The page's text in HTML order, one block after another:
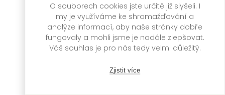
O souborech cookies jste určitě již slyšeli. I
my je využíváme ke shromažďování a
analýze informací, aby naše stránky dobře
fungovaly a mohli jsme je nadále zlepšovat.
Váš souhlas je pro nás tedy velmi důležitý.
Zjistit více